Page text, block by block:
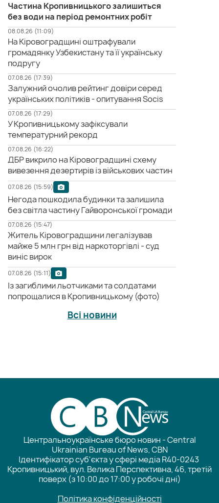
Частина Кропивницького залишиться
без води на період ремонтних робіт
08.08.26 (11:09)
На Кіровоградщині оштрафували
громадянку Узбекистану та її українську
подругу
07.08.26 (17:39)
Залужний очолив рейтинг довіри серед
українських політиків - опитування Socis
07.08.26 (17:29)
У Кропивницькому зафіксували
температурний рекорд
07.08.26 (16:22)
ДБР викрило на Кіровоградщині схему
вивезення дезертирів із військових частин
07.08.26 (15:59)
Негода пошкодила будинки та залишила
без світла частину Гайворонської громади
07.08.26 (15:47)
Житель Кіровоградщини легалізував
майже 5 млн грн від наркоторгівлі - суд
виніс вирок
07.08.26 (15:11)
Із загиблими льотчиками та солдатами
попрощалися в Кропивницькому (фото)
Всі новини
Центральноукраїнське бюро новин - Central
Ukrainian Bureau of News, CBN
Ідентифікатор суб'єкта у сфері медіа R40-0243
Кропивницький, вул. Велика Перспективна, 46, третій
поверх (з 10:00 до 17:00 у робочі дні)
Політика конфіденційності